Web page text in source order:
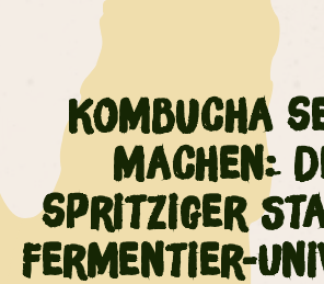
Kombucha
machen:
spritziger
Fermentier-